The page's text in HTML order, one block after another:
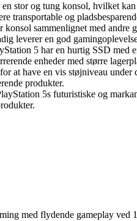
stor og tung konsol, hvilket
transportable og
sammenlignet med
leverer en god
5 har en hurtig SSD
enheder med større
at have en vis støjniveau
produkter.
5s futuristiske og
med flydende gameplay